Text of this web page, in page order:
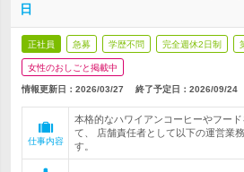
日
正社員 急募 学歴不問 完全週休2日制
女性のおしごと掲載中
情報更新日：2026/03/27 終了予定日： 2026/09/24
仕事内容
本格的なハワイアンコーヒーやフー
て、 店舗責任者として以下の運営業
す。